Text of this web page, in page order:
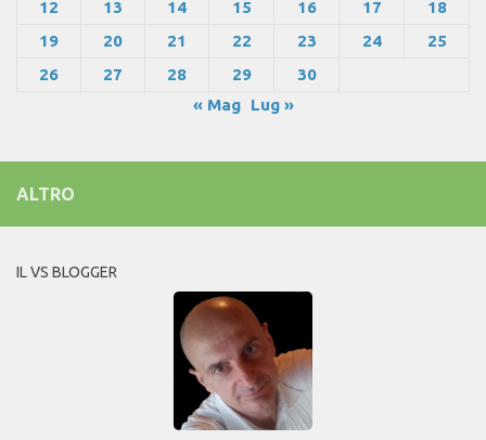
12 13 14 15 16 17
18
19
20 21 22 23 24
25
26
27 28 29
30
« Mag
Lug »
ALTRO
IL VS BLOGGER